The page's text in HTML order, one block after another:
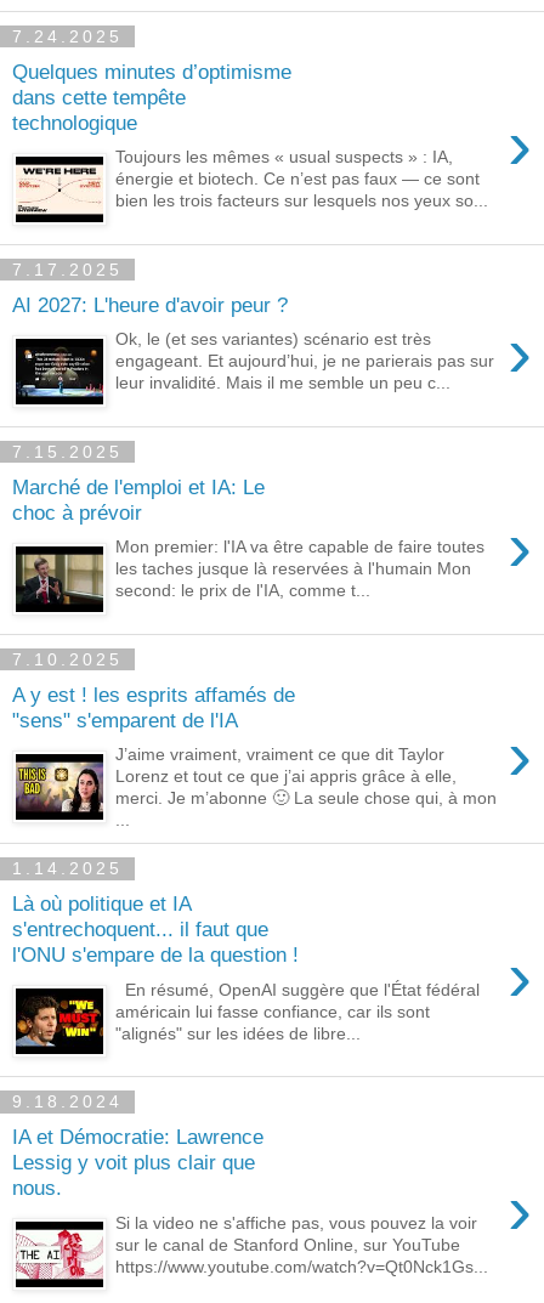
7.24.2025
Quelques minutes d’optimisme
dans cette tempête
technologique
›
Toujours les mêmes « usual suspects » : IA,
énergie et biotech. Ce n’est pas faux — ce sont
bien les trois facteurs sur lesquels nos yeux so...
7.17.2025
AI 2027: L'heure d'avoir peur ?
›
Ok, le (et ses variantes) scénario est très
engageant. Et aujourd’hui, je ne parierais pas sur
leur invalidité. Mais il me semble un peu c...
7.15.2025
Marché de l'emploi et IA: Le
choc à prévoir
›
Mon premier: l'IA va être capable de faire toutes
les taches jusque là reservées à l'humain Mon
second: le prix de l'IA, comme t...
7.10.2025
A y est ! les esprits affamés de
"sens" s'emparent de l'IA
›
J’aime vraiment, vraiment ce que dit Taylor
Lorenz et tout ce que j’ai appris grâce à elle,
merci. Je m’abonne 🙂 La seule chose qui, à mon
...
1.14.2025
Là où politique et IA
s'entrechoquent... il faut que
l'ONU s'empare de la question !
›
En résumé, OpenAI suggère que l'État fédéral
américain lui fasse confiance, car ils sont
"alignés" sur les idées de libre...
9.18.2024
IA et Démocratie: Lawrence
Lessig y voit plus clair que
nous.
›
Si la video ne s'affiche pas, vous pouvez la voir
sur le canal de Stanford Online, sur YouTube
https://www.youtube.com/watch?v=Qt0Nck1Gs...